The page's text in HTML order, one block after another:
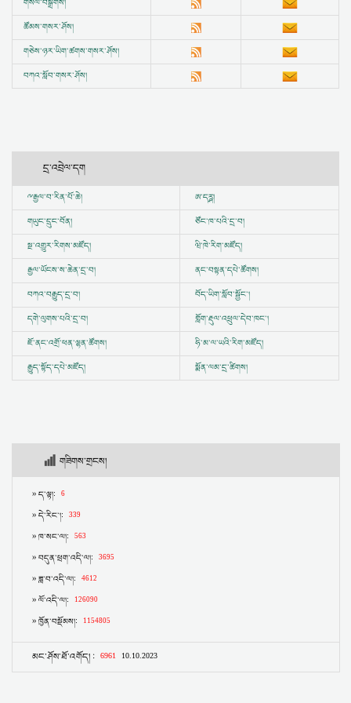
གསལ་བསྒྲགས།
ཚོམས་གསར་ཤོས།
གཅེས་ཉར་ཡིག་ཚགས་གསར་ཤོས།
བཀའ་སློབ་གསར་ཤོས།
དྲ་འབྲེལ་དག
ྋརྒྱལ་བ་རིན་པོ་ཆེ།
ཨ་དཪྴ།
གཡུང་དྲུང་བོན།
ཙོང་ཁ་པའི་དྲ་བ།
སྔ་འགྱུར་རིགས་མཛོད།
ཝི་ཁེ་རིག་མཛོད།
རྒྱལ་ཡོངས་ས་ཆེན་དྲ་བ།
ནང་བསྟན་དཔེ་ཚོགས།
བཀའ་བརྒྱུད་དྲ་བ།
བོད་ཡིག་སློབ་སྦྱོང་།
དགེ་ལུགས་པའི་དྲ་བ།
གློག་རྡུལ་འཕྲུལ་དེབ་ཁང་།
ཇོ་ནང་འགྲོ་ཕན་ལྷན་ཚོགས།
ཧི་མ་ལ་ཡའི་རིག་མཛོད།
རྒྱུད་སྟོད་དཔེ་མཛོད།
སྨོན་ལམ་དྲ་ཚིགས།